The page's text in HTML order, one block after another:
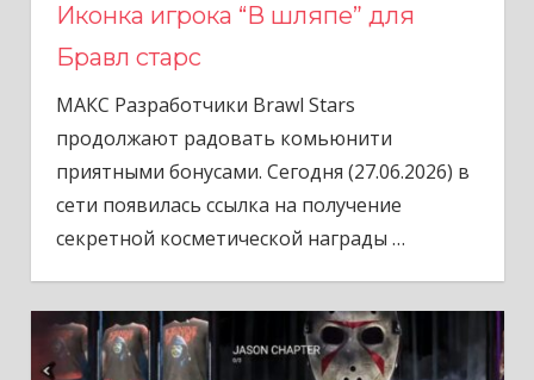
Иконка игрока “В шляпе” для
Бравл старс
МАКС Разработчики Brawl Stars
продолжают радовать комьюнити
приятными бонусами. Сегодня (27.06.2026) в
сети появилась ссылка на получение
секретной косметической награды …